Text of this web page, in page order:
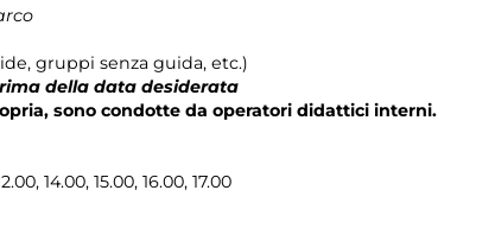
gruppi senza guida, etc.)
della data desiderata
sono condotte da operatori didattici interni.
14.00, 15.00, 16.00, 17.00